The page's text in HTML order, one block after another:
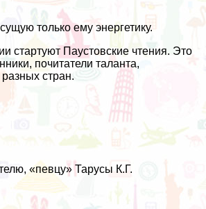
только ему энергетику.
стартуют Паустовские чтения. Это
почитатели таланта,
стран.
«певцу» Тарусы К.Г.